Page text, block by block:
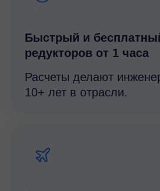
Быстрый и
редукторов от 1 часа
Расчеты делают
10+ лет в отрасли.